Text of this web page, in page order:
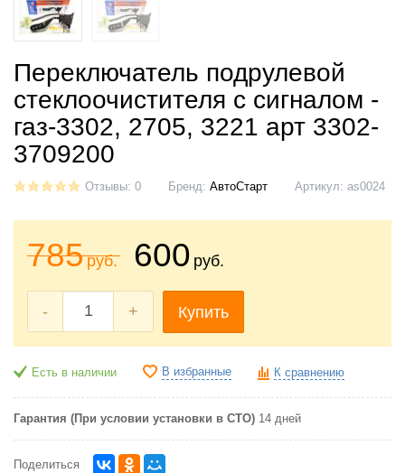
Переключатель подрулевой
стеклоочистителя с сигналом -
газ-3302, 2705, 3221 арт 3302-
3709200
Отзывы: 0 Бренд: АвтоСтарт Артикул: as0024
785руб. 600 руб.
- + Купить
Есть в наличии В избранные К сравнению
Гарантия (При условии установки в СТО) 14 дней
Поделиться